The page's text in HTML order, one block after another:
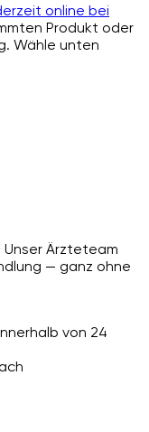
online bei
Produkt oder
Wähle unten
Ärzteteam
— ganz ohne
von 24